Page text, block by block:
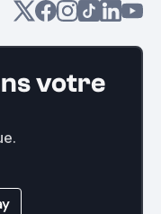
votre